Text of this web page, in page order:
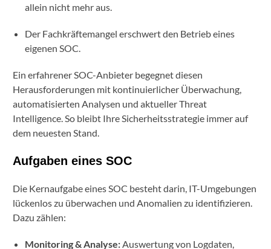
allein nicht mehr aus.
Der Fachkräftemangel erschwert den Betrieb eines
eigenen SOC.
Ein erfahrener SOC-Anbieter begegnet diesen
Herausforderungen mit kontinuierlicher Überwachung,
automatisierten Analysen und aktueller Threat
Intelligence. So bleibt Ihre Sicherheitsstrategie immer auf
dem neuesten Stand.
Aufgaben eines SOC
Die Kernaufgabe eines SOC besteht darin, IT-Umgebungen
lückenlos zu überwachen und Anomalien zu identifizieren.
Dazu zählen:
Monitoring & Analyse:Auswertung von Logdaten,